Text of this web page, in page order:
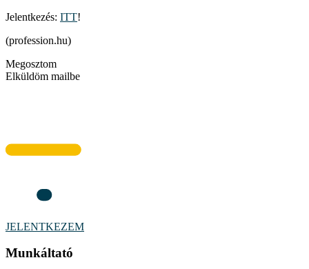
Jelentkezés: ITT!
(profession.hu)
Megosztom
Elküldöm mailbe
JELENTKEZEM
Munkáltató